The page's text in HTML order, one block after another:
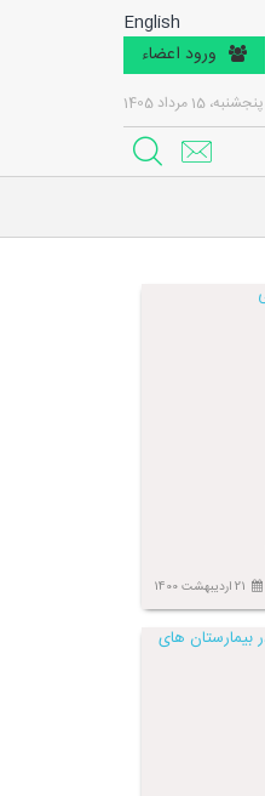
English
ورود اعضاء
پنجشنبه، 15 مرداد 1405
21 اردیبهشت 1400